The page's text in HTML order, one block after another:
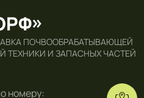
ПОЧВООБРАБАТЫВАЮЩЕЙ
ТЕХНИКИ И ЗАПАСНЫХ ЧАСТЕЙ
номеру: